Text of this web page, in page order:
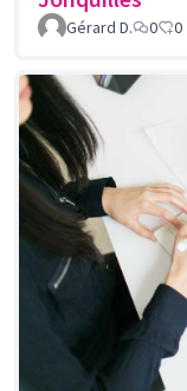
Gérard D. 0 0